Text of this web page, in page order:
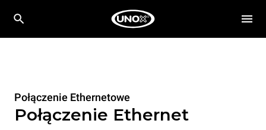
Połączenie Ethernetowe
Połączenie Ethernet